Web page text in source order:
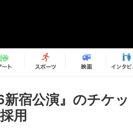
新宿公演』のチケ
用